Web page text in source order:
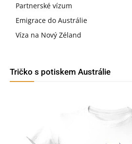
Partnerské vízum
Emigrace do Austrálie
Víza na Nový Zéland
Tričko s potiskem Austrálie